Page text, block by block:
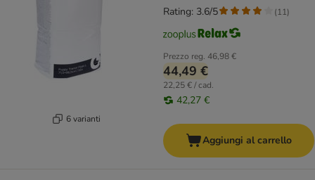
6 varianti
Prezzo reg. 46,98 €
44,49 €
22,25 € / cad.
42,27 €
Rating: 3.6/5 (11)
Aggiungi al carrello